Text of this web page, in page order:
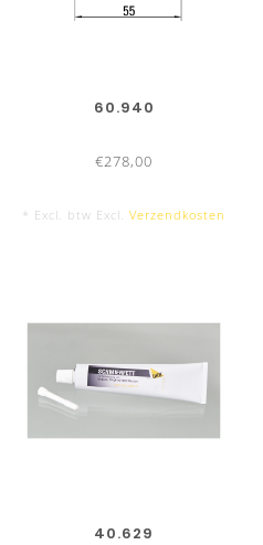
60.940
€278,00
* Excl. btw Excl. Verzendkosten
40.629